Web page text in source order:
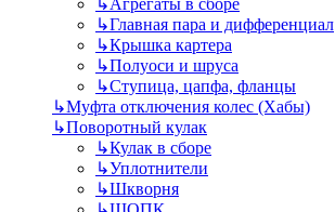
↳Главная пара и дифференциал
↳Крышка картера
↳Полуоси и шруса
↳Ступица, цапфа, фланцы
↳Муфта отключения колес (Хабы)
↳Поворотный кулак
↳Кулак в сборе
↳Уплотнители
↳Шкворня